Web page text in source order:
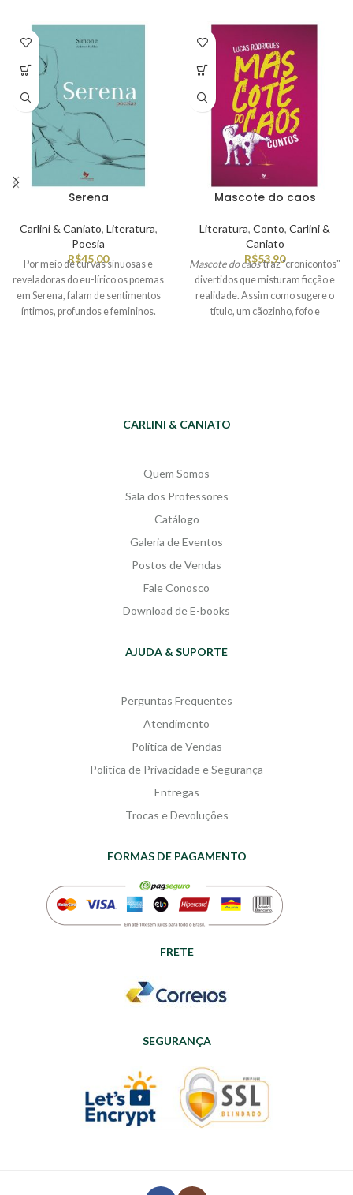
Serena
Carlini & Caniato, Literatura,
Poesia
R$45,00
Por meio de curvas sinuosas e
reveladoras do eu-lírico os poemas
em Serena, falam de sentimentos
íntimos, profundos e femininos.
Mascote do caos
Literatura, Conto, Carlini &
Caniato
R$53,90
Mascote do caostraz "cronicontos"
divertidos que misturam ficção e
realidade. Assim como sugere o
título, um cãozinho, fofo e
situações bizarras de forma
sociedade contemporânea.
CARLINI & CANIATO
Quem Somos
Sala dos Professores
Catálogo
Galeria de Eventos
Postos de Vendas
Fale Conosco
Download de E-books
AJUDA & SUPORTE
Perguntas Frequentes
Atendimento
Política de Vendas
Política de Privacidade e Segurança
Entregas
Trocas e Devoluções
FORMAS DE PAGAMENTO
FRETE
SEGURANÇA